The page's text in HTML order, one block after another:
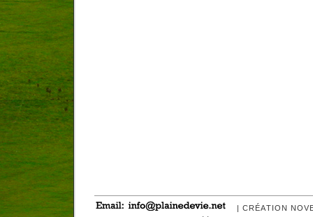
| CRÉATION